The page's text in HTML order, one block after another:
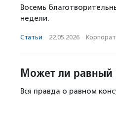
Восемь
недели.
Статьи · 22.05.2026 ·
Может ли равный
Вся правда о равном